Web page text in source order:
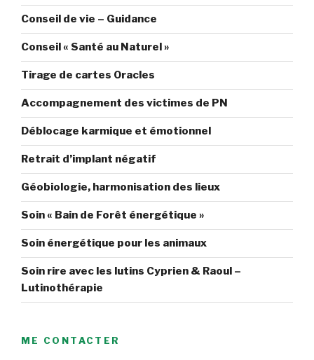
Conseil de vie – Guidance
Conseil « Santé au Naturel »
Tirage de cartes Oracles
Accompagnement des victimes de PN
Déblocage karmique et émotionnel
Retrait d’implant négatif
Géobiologie, harmonisation des lieux
Soin « Bain de Forêt énergétique »
Soin énergétique pour les animaux
Soin rire avec les lutins Cyprien & Raoul –
Lutinothérapie
ME CONTACTER